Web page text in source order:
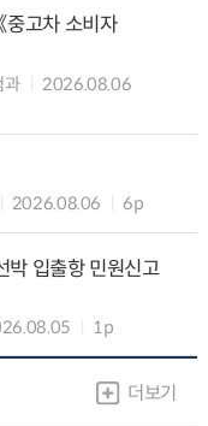
중고차 소비자
과
2026.08.06
2026.08.06 6p
박 입출항 민원신고
1p
더보기